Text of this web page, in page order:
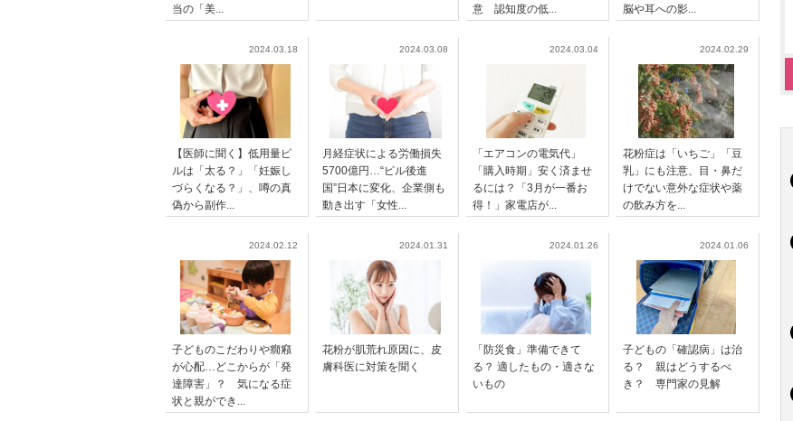
当の「美...
意 認知度の低...
脳や耳への影...
2024.03.18
【医師に聞く】低用量ピ
ルは「太る？」「妊娠し
づらくなる？」、噂の真
偽から副作...
2024.03.08
月経症状による労働損失
5700億円…“ピル後進
国”日本に変化、企業側も
動き出す「女性...
2024.03.04
「エアコンの電気代」
「購入時期」安く済ませ
るには？「3月が一番お
得！」家電店が...
2024.02.29
花粉症は「いちご」「豆
乳」にも注意、目・鼻だ
けでない意外な症状や薬
の飲み方を...
2024.02.12
子どものこだわりや癇癪
が心配…どこからが「発
達障害」？ 気になる症
状と親ができ...
2024.01.31
花粉が肌荒れ原因に、皮
膚科医に対策を聞く
2024.01.26
「防災食」準備できて
る？ 適したもの・適さな
いもの
2024.01.06
子どもの「確認病」は治
る？ 親はどうするべ
き？ 専門家の見解